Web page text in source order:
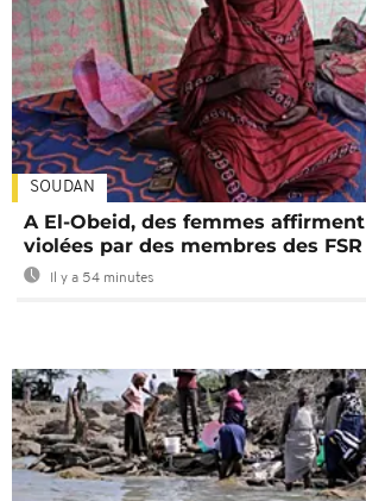
SOUDAN
A El-Obeid, des femmes
violées par des membres des FSR
Il y a 54 minutes